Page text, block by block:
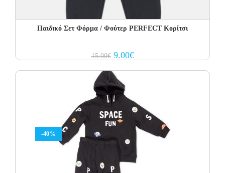
Παιδικό Σετ Φόρμα / Φούτερ PERFECT Kορίτσι
15.00€ Original
price
15.00€.
9.00€Current
price
-40%